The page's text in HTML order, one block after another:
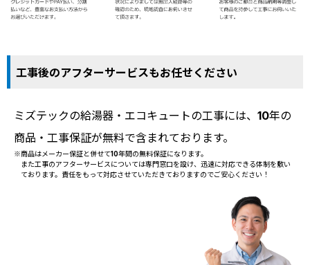
工事後のアフターサービスもお任せください
ミズテックの給湯器・エコキュートの工事には、10年の
商品・工事保証が無料で含まれております。
※商品はメーカー保証と併せて10年間の無料保証になります。
また工事のアフターサービスについては専門窓口を設け、迅速に対応できる体制を敷い
ております。責任をもって対応させていただきておりますのでご安心ください！